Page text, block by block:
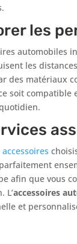
les
automobiles
les
des matériaux
soit compatible
accessoires
afin que vous
L’accessoires
et